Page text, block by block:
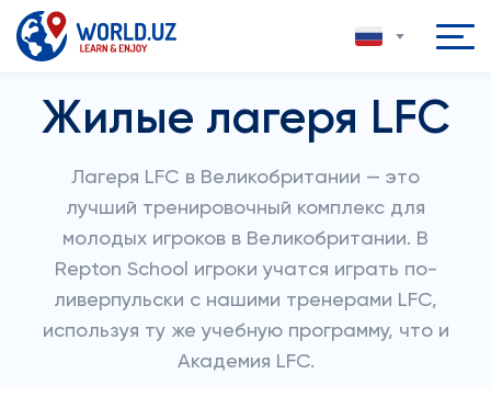
Жилые лагеря LFC
Лагеря LFC в Великобритании — это
лучший тренировочный комплекс для
молодых игроков в Великобритании. В
Repton School игроки учатся играть по-
ливерпульски с нашими тренерами LFC,
используя ту же учебную программу, что и
Академия LFC.